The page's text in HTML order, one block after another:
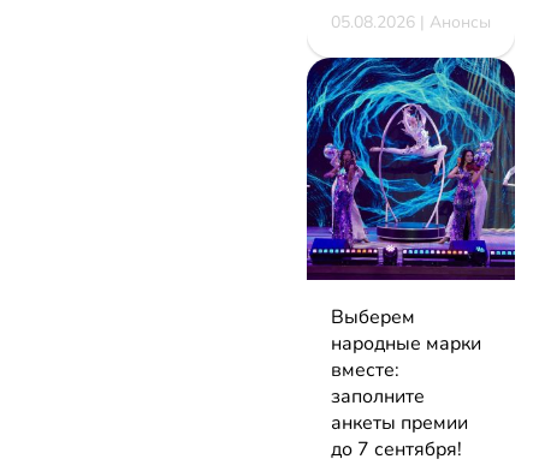
05.08.2026 | Анонсы
Выберем
народные марки
вместе:
заполните
анкеты премии
до 7 сентября!